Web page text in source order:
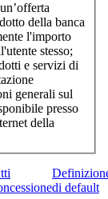
della banca
l'importo
stesso;
e servizi di
generali sul
presso
della
di default